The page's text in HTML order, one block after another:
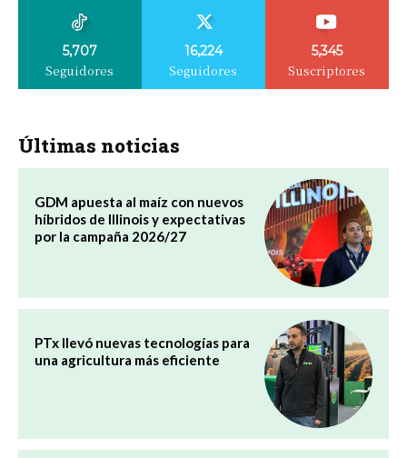
5,707
Seguidores
16,224
Seguidores
5,345
Suscriptores
Últimas noticias
GDM apuesta al maíz con nuevos
híbridos de Illinois y expectativas
por la campaña 2026/27
PTx llevó nuevas tecnologías para
una agricultura más eficiente